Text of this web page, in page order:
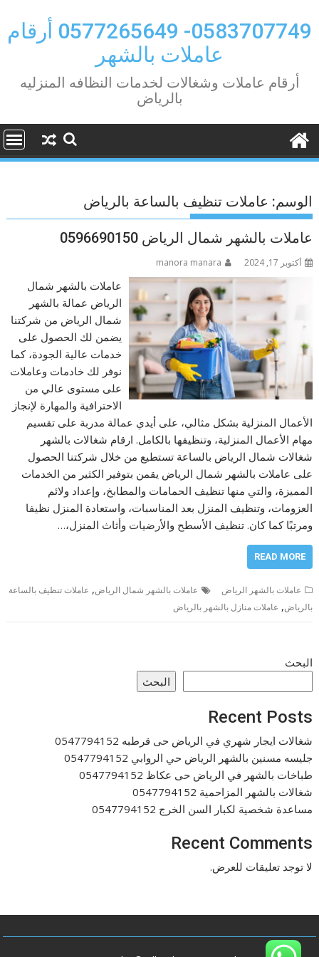
to
content
0583707749- 0577265649 أرقام
عاملات بالشهر
أرقام عاملات وشغالات لخدمات النظافه المنزليه
بالرياض
الوسم: عاملات تنظيف بالساعة بالرياض
عاملات بالشهر شمال الرياض 0596690150
أكتوبر 17, 2024 manora manara
عاملات بالشهر شمال
الرياض عمالة بالشهر
شمال الرياض من شركتنا
يضمن لك الحصول على
خدمات عالية الجودة، كما
نوفر لك خادمات وعاملات
على مستوى عالي من
الاحترافية والمهارة لإنجاز
الأعمال المنزلية بشكل مثالي، على أيدي عمالة مدربة على تقسيم
مهام الأعمال المنزلية، وتنظيفها بالكامل. ارقام شغالات بالشهر
شغالات شمال الرياض بالساعة تستطيع من خلال شركتنا الحصول
على عاملات بالشهر شمال الرياض يقمن بتوفير الكثير من الخدمات
المميزة، والتي منها تنظيف الحمامات والمطابخ، وإعداد ولائم
العزومات، وتنظيف المنزل بعد المناسبات، واستعادة المنزل نظيفا
ومرتبًا كما كان. تنظيف الأسطح والأرضيات وأثاث المنزل،…
READ MORE
عاملات بالشهر الرياض عاملات بالشهر شمال الرياض, عاملات تنظيف بالساعة
بالرياض, عاملات منازل بالشهر بالرياض
البحث
البحث
Recent Posts
شغالات ايجار شهري في الرياض حى قرطبه 0547794152
جليسه مسنين بالشهر الرياض حي الروابي 0547794152
طباخات بالشهر في الرياض حى عكاظ 0547794152
شغالات بالشهر المزاحمية 0547794152
مساعدة شخصية لكبار السن الخرج 0547794152
Recent Comments
لا توجد تعليقات للعرض.